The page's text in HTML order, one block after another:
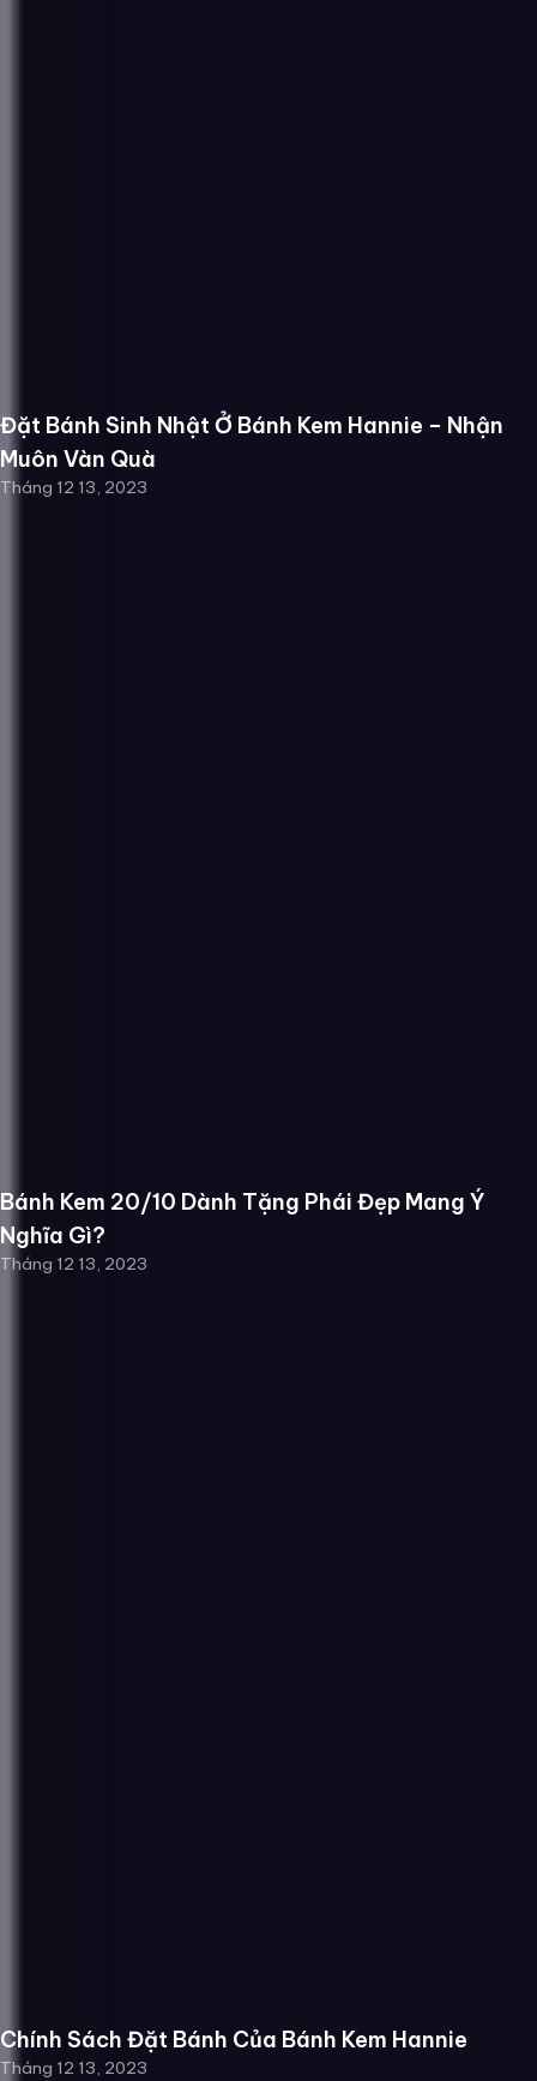
Đặt Bánh Sinh Nhật Ở Bánh Kem Hannie – Nhận
Muôn Vàn Quà
Tháng 12 13, 2023
Bánh Kem 20/10 Dành Tặng Phái Đẹp Mang Ý
Nghĩa Gì?
Tháng 12 13, 2023
Chính Sách Đặt Bánh Của Bánh Kem Hannie
Tháng 12 13, 2023